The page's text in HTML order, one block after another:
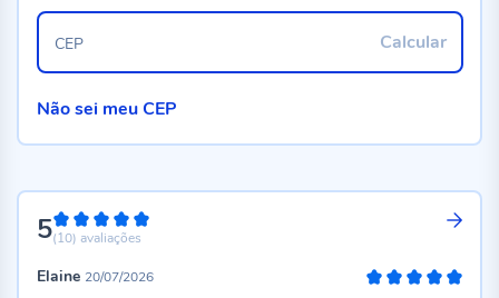
5100%
(10) avaliações
Elaine 20/07/2026
Calcular
CEP
Não sei meu CEP